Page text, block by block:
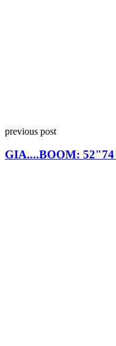
previous post
GIA....BOOM: